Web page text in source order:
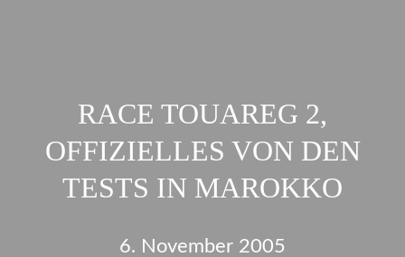
RACE TOUAREG 2,
OFFIZIELLES VON DEN
TESTS IN MAROKKO
6. November 2005